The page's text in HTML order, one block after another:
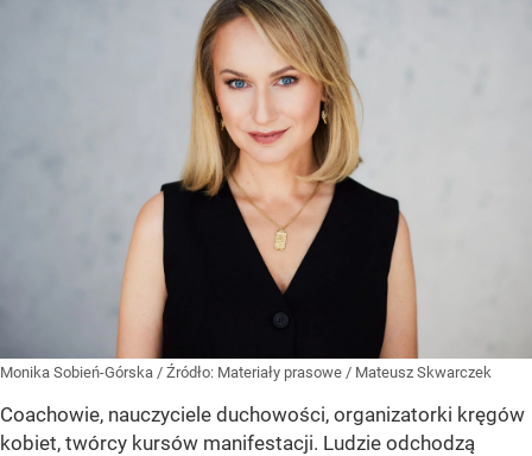
Monika Sobień-Górska / Źródło: Materiały prasowe / Mateusz Skwarczek
Coachowie, nauczyciele duchowości, organizatorki kręgów
kobiet, twórcy kursów manifestacji. Ludzie odchodzą